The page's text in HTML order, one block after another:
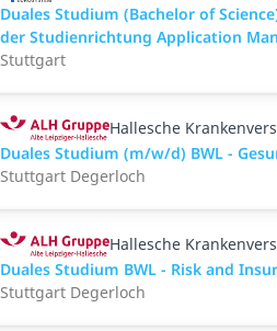
Duales Studium (Bachelor of
der Studienrichtung Application
Stuttgart
Hallesche
Duales Studium (m/w/d) BWL -
Stuttgart Degerloch
Hallesche
Duales Studium BWL - Risk and
Stuttgart Degerloch